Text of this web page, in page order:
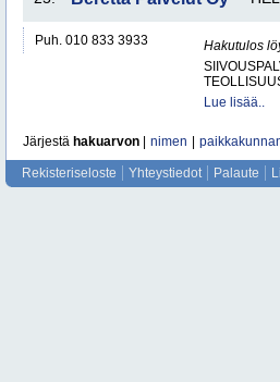
Puh. 010 833 3933
Hakutulos
Lue lisää..
Järjestä hakuarvon nimen
Rekisteriseloste Yhteystiedot Palaute